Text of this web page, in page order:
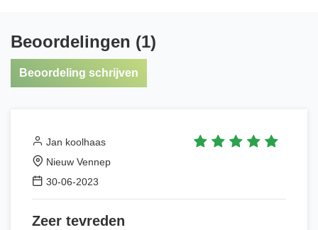
Beoordelingen (1)
Beoordeling schrijven
Jan koolhaas
Nieuw Vennep
30-06-2023
Zeer tevreden